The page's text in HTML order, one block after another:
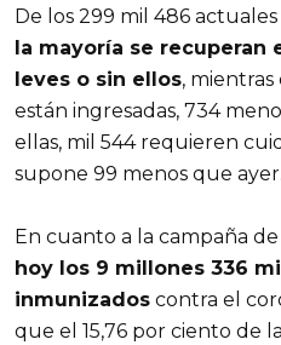
De los 299 mil 486
la mayoría se recuperan
leves o sin ellos, mientras
están ingresadas, 734
ellas, mil 544 requieren
supone 99 menos que ayer.
En cuanto a la campaña
hoy los 9 millones 336
inmunizados contra el
que el 15,76 por ciento de